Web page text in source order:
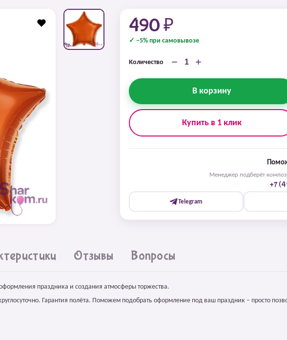
490 ₽
✓ −5% при самовывозе
Количество − +
В корзину
Купить в 1 клик
Менеджер подберёт
+7
Telegram
Отзывы Вопросы
праздника и создания атмосферы торжества.
Гарантия полёта. Поможем подобрать оформление под ваш праздник – просто